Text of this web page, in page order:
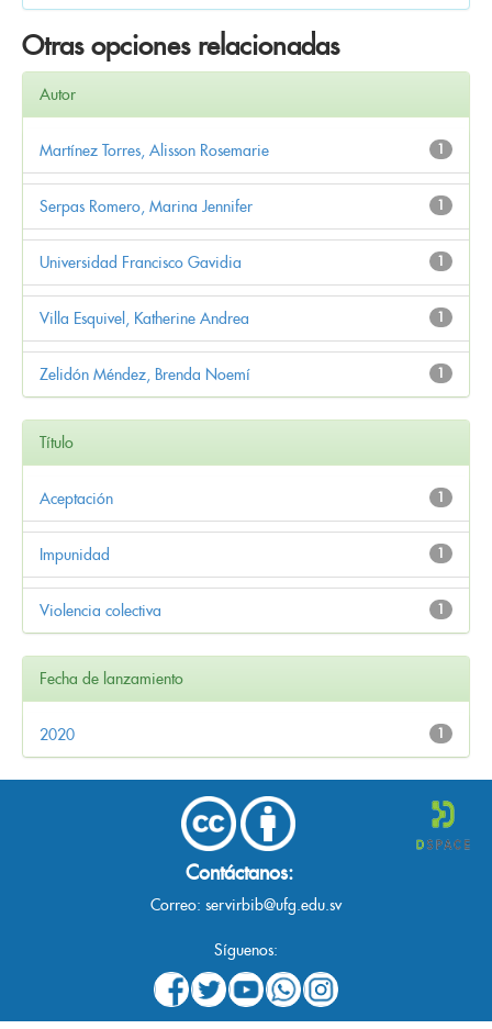
Otras opciones relacionadas
Autor
1
Martínez Torres, Alisson Rosemarie
1
Serpas Romero, Marina Jennifer
1
Universidad Francisco Gavidia
1
Villa Esquivel, Katherine Andrea
1
Zelidón Méndez, Brenda Noemí
Título
1
Aceptación
1
Impunidad
1
Violencia colectiva
Fecha de lanzamiento
1
2020
Contáctanos:
Correo: servirbib@ufg.edu.sv
Síguenos: